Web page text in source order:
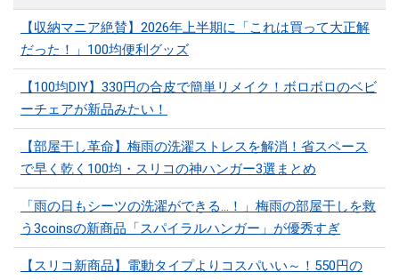
【収納マニア絶賛】2026年上半期に「これは買って大正解
だった！」100均便利グッズ
【100均DIY】330円の合皮で簡単リメイク！ボロボロのベビ
ーチェアが新品みたい！
【部屋干し革命】梅雨の洗濯ストレスを解消！省スペース
で早く乾く100均・スリコの神ハンガー3選まとめ
「雨の日もシーツの洗濯ができる…！」梅雨の部屋干しを救
う3coinsの新商品「スパイラルハンガー」が優秀すぎ
【スリコ新商品】電動タイプよりコスパいい～！550円の